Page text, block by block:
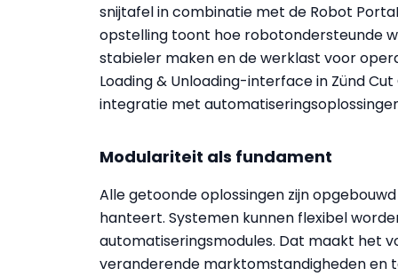
snijtafel in combinatie met de Robot
opstelling toont hoe robotondersteunde
stabieler maken en de werklast voor
Loading & Unloading-interface in Zünd
integratie met
Modulariteit als fundament
Alle getoonde oplossingen zijn
hanteert. Systemen kunnen flexibel
automatiseringsmodules. Dat maakt het
veranderende marktomstandigheden en